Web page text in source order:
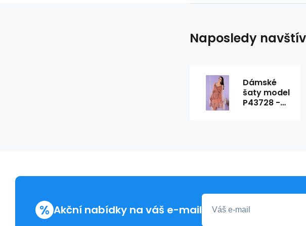
Naposledy
Dámské
šaty model
P43728 -
% Akční nabídky na váš e-mail